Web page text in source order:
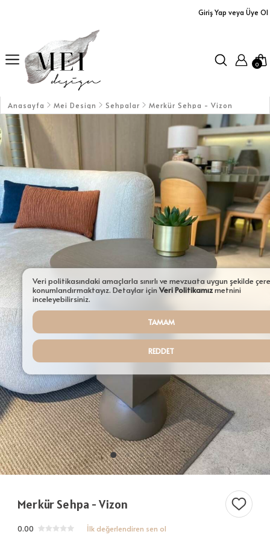
Giriş Yap veya Üye Ol
Orta Sehpalar
Büfe / Dolap
Dresuarlar / TV Üniteleri
Servis Arabaları
Masalar
Koltuklar / Puf&Bank
Duvar Aksesuarları/Aynalar
Aydınlatmalar
Tepsiler
Saksılar
Servisler
Sehpalar
Tüm Ürünler ürünleri
0
Anasayfa Mei Design Sehpalar Merkür Sehpa - Vizon
Merkür Sehpa - Vizon
0.00 İlk değerlendiren sen ol
Veri politikasındaki amaçlarla sınırlı ve mevzuata uygun şekilde
konumlandırmaktayız. Detaylar içinVeri Politikamızmetnini
inceleyebilirsiniz.
TAMAM
REDDET